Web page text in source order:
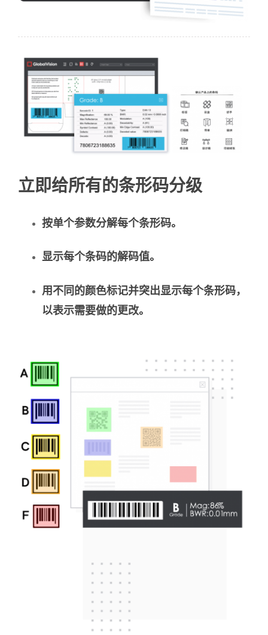
立即给所有的条形码分级
按单个参数分解每个条形码。
显示每个条码的解码值。
用不同的颜色标记并突出显示每个条形码，
以表示需要做的更改。